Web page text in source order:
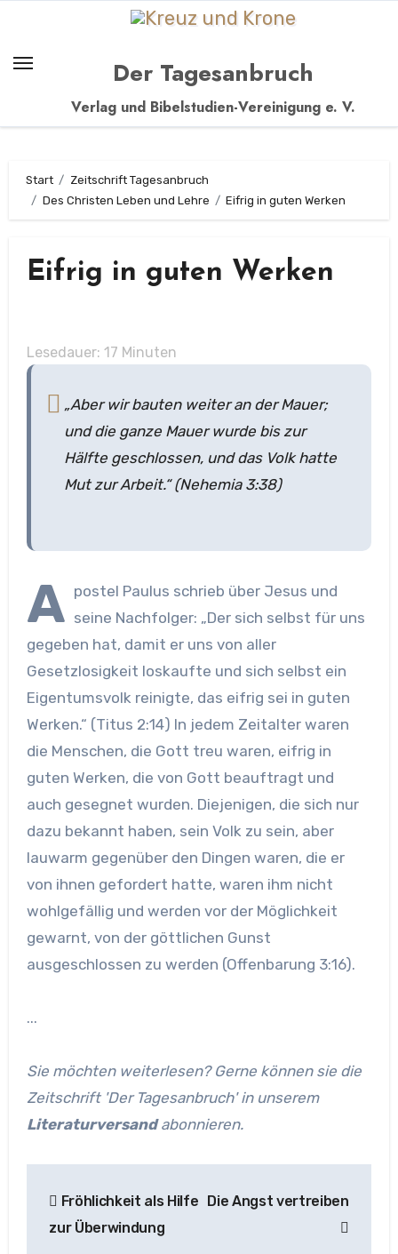
springen
Der Tagesanbruch
Verlag und Bibelstudien-Vereinigung e. V.
Start
Zeitschrift Tagesanbruch
Des Christen Leben und Lehre
Eifrig in guten Werken
Eifrig in guten Werken
Lesedauer: 17 Minuten
„Aber wir bauten weiter an der Mauer;
und die ganze Mauer wurde bis zur
Hälfte geschlossen, und das Volk hatte
Mut zur Arbeit.“ (Nehemia 3:38)
A postel Paulus schrieb über Jesus und
seine Nachfolger: „Der sich selbst für uns
gegeben hat, damit er uns von aller
Gesetzlosigkeit loskaufte und sich selbst ein
Eigentumsvolk reinigte, das eifrig sei in guten
Werken.“ (Titus 2:14) In jedem Zeitalter waren
die Menschen, die Gott treu waren, eifrig in
guten Werken, die von Gott beauftragt und
auch gesegnet wurden. Diejenigen, die sich nur
dazu bekannt haben, sein Volk zu sein, aber
lauwarm gegenüber den Dingen waren, die er
von ihnen gefordert hatte, waren ihm nicht
wohlgefällig und werden vor der Möglichkeit
gewarnt, von der göttlichen Gunst
ausgeschlossen zu werden (Offenbarung 3:16).
...
Sie möchten weiterlesen? Gerne können sie die
Zeitschrift 'Der Tagesanbruch' in unserem
Literaturversandabonnieren.
Fröhlichkeit als Hilfe
zur Überwindung
Die Angst vertreiben